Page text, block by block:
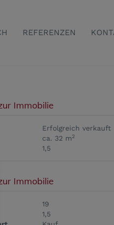
REFERENZEN
Immobilie
Erfolgreich verkauft
ca. 32 m2
1,5
Immobilie
19
1,5